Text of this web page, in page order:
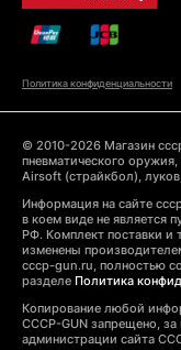
Политика конфиденциальности
© 2010-2026 Магазин
пневматического
Airsoft (страйкбол),
Информация на сайте
в коем виде не является
РФ. Комплект поставки и
изменены
cccp-gun.ru, полностью
разделе Политика
Копирование любой
CCCP-GUN запрещено,
администрации сайта